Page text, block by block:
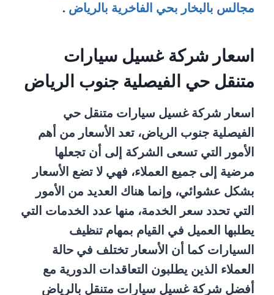
مجالس بالبخار بحي الفاخرية بالرياض .
اسعار شركة غسيل سيارات
متنقل حي الفيصلية جنوب الرياض
اسعار شركة غسيل سيارات متنقل حي
الفيصلية جنوب الرياض، تعد الأسعار من أهم
الأمور التي تسعى الشركة إلى أن تجعلها
مرضية إلى جميع العملاء، فهي لا تضع الأسعار
بشكل عشوائي، وإنما هناك العديد من الأمور
التي تحدد سعر الخدمة، منها عدد الخدمات التي
يطلبها العميل في القيام بمهام تنظيف
السيارات كما أن الأسعار تختلف في حالة
العملاء الذين يطلبون التعاقدات الدورية مع
أفضل شركة غسيل سيارات متنقل بالرياض